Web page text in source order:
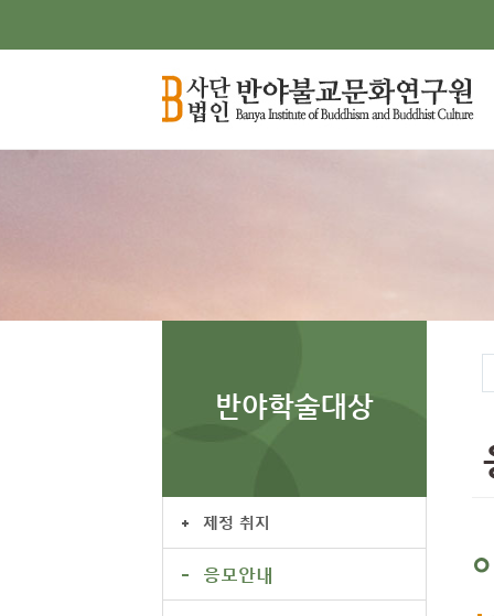
반야학술대상
제정 취지
응모안내